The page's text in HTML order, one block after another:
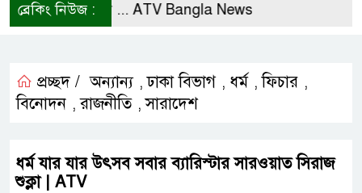
ব্রেকিং নিউজ :
করে রাখুন ... ATV Bangla News
প্রচ্ছদ / অন্যান্য ,ঢাকা বিভাগ , ধর্ম ,ফিচার ,
বিনোদন ,রাজনীতি ,সারাদেশ
ধর্ম যার যার উৎসব সবার ব্যারিস্টার সারওয়াত সিরাজ
শুক্লা | ATV